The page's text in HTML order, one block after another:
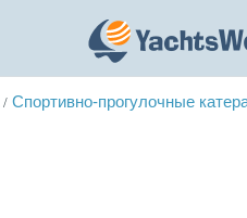
/ Спортивно-прогулочные